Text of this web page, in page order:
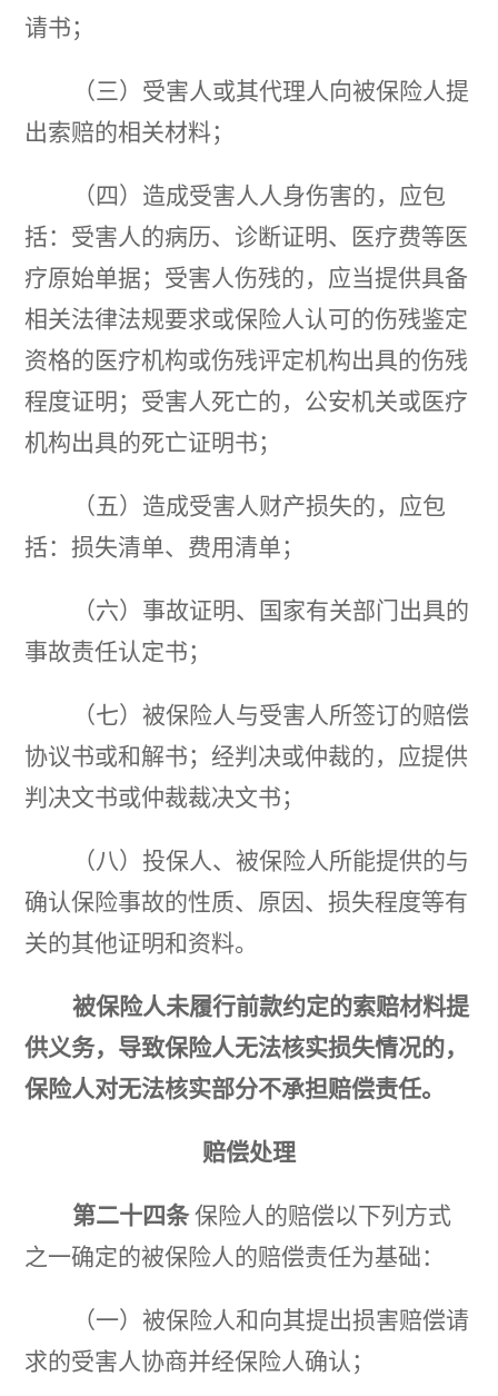
请书；
（三）受害人或其代理人向被保险人提
出索赔的相关材料；
（四）造成受害人人身伤害的，应包
括：受害人的病历、诊断证明、医疗费等医
疗原始单据；受害人伤残的，应当提供具备
相关法律法规要求或保险人认可的伤残鉴定
资格的医疗机构或伤残评定机构出具的伤残
程度证明；受害人死亡的，公安机关或医疗
机构出具的死亡证明书；
（五）造成受害人财产损失的，应包
括：损失清单、费用清单；
（六）事故证明、国家有关部门出具的
事故责任认定书；
（七）被保险人与受害人所签订的赔偿
协议书或和解书；经判决或仲裁的，应提供
判决文书或仲裁裁决文书；
（八）投保人、被保险人所能提供的与
确认保险事故的性质、原因、损失程度等有
关的其他证明和资料。
被保险人未履行前款约定的索赔材料提
供义务，导致保险人无法核实损失情况的，
保险人对无法核实部分不承担赔偿责任。
赔偿处理
第二十四条 保险人的赔偿以下列方式
之一确定的被保险人的赔偿责任为基础：
（一）被保险人和向其提出损害赔偿请
求的受害人协商并经保险人确认；